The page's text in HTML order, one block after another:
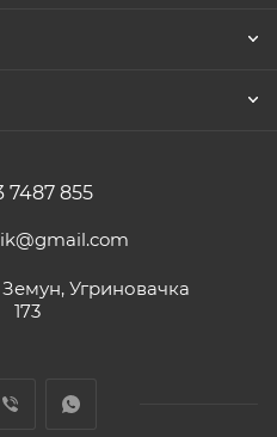
7487 855
Земун, Угриновачка
173